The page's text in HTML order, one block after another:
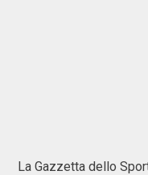
La Gazzetta dello